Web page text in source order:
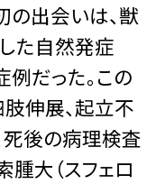
の出会いは、獣
た自然発症
だった。この
伸展、起立不
死後の病理検査
大（スフェロ